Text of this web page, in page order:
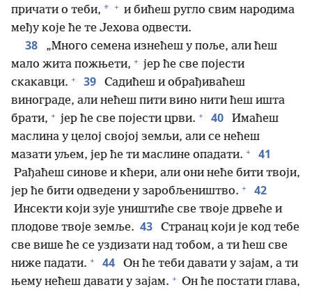
причати о теби, * + и бићеш ругло свим народима
међу које ће те Јехова одвести.
38
„Много семена изнећеш у поље, али ћеш
мало жита пожњети, + јер ће све појести
скакавци. + 39
Садићеш и обрађиваћеш
винограде, али нећеш пити вино нити ћеш ишта
брати, + јер ће све појести црви. + 40
Имаћеш
маслина у целој својој земљи, али се нећеш
мазати уљем, јер ће ти маслине опадати. + 41
Рађаћеш синове и кћери, али они неће бити твоји,
јер ће бити одведени у заробљеништво. + 42
Инсекти који зује уништиће све твоје дрвеће и
плодове твоје земље. 43
Странац који је код тебе
све више ће се уздизати над тобом, а ти ћеш све
ниже падати. + 44
Он ће теби давати у зајам, а ти
њему нећеш давати у зајам. + Он ће постати глава,